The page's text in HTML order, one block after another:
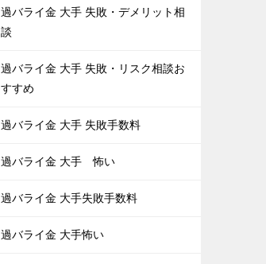
過バライ金 大手 失敗・デメリット相
談
過バライ金 大手 失敗・リスク相談お
すすめ
過バライ金 大手 失敗手数料
過バライ金 大手 怖い
過バライ金 大手失敗手数料
過バライ金 大手怖い